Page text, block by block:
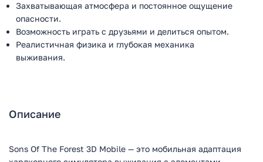
Захватывающая атмосфера и постоянное ощущение
опасности.
Возможность играть с друзьями и делиться опытом.
Реалистичная физика и глубокая механика
выживания.
Описание
Sons Of The Forest 3D Mobile — это мобильная адаптация